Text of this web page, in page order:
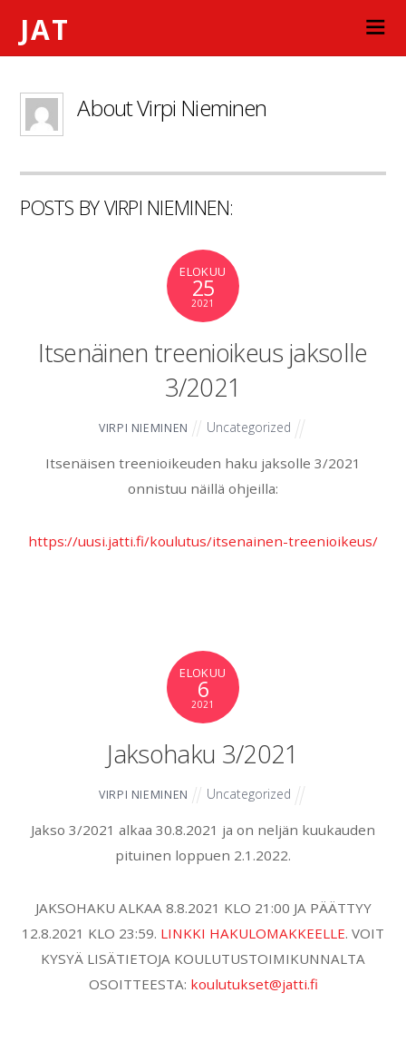
JAT
AboutVirpi Nieminen
POSTS BY VIRPI NIEMINEN:
ELOKUU
25
2021
Itsenäinen treenioikeus jaksolle
3/2021
VIRPI NIEMINEN Uncategorized
Itsenäisen treenioikeuden haku jaksolle 3/2021
onnistuu näillä ohjeilla:
https://uusi.jatti.fi/koulutus/itsenainen-treenioikeus/
ELOKUU
6
2021
Jaksohaku 3/2021
VIRPI NIEMINEN Uncategorized
Jakso 3/2021 alkaa 30.8.2021 ja on neljän kuukauden
pituinen loppuen 2.1.2022.
JAKSOHAKU ALKAA 8.8.2021 KLO 21:00 JA PÄÄTTYY
12.8.2021 KLO 23:59. LINKKI HAKULOMAKKEELLE. VOIT
KYSYÄ LISÄTIETOJA KOULUTUSTOIMIKUNNALTA
OSOITTEESTA: koulutukset@jatti.fi